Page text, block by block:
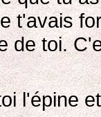
t'avais
de toi.
l'épine